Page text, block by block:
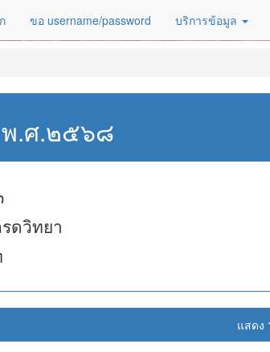
ขอ username/password บริการข้อมูล
พ.ศ.๒๕๖๘
ดวิทยา
แสดง